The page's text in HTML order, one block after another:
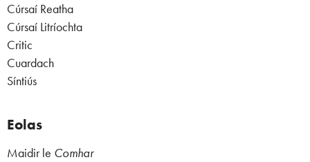
Cúrsaí Reatha
Cúrsaí Litríochta
Critic
Cuardach
Síntiús
Eolas
Maidir le Comhar